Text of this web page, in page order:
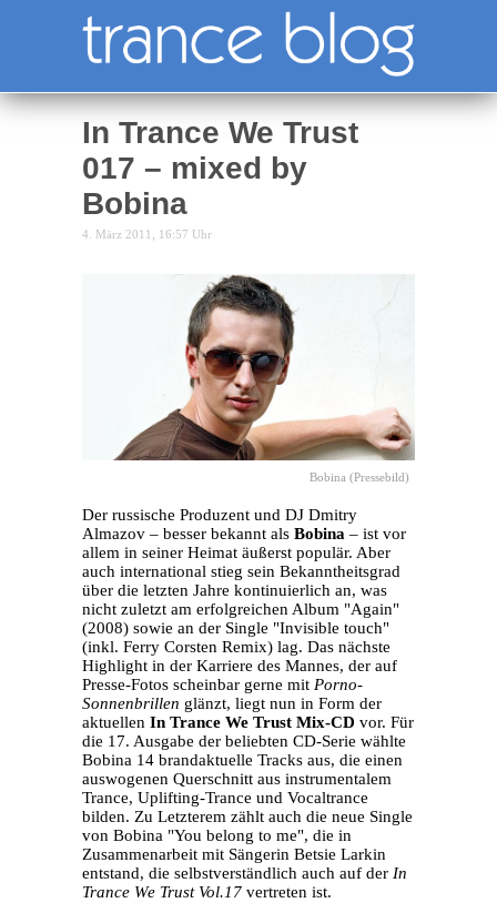
In Trance We Trust
017 – mixed by
Bobina
4. März 2011, 16:57 Uhr
Bobina (Pressebild)
Der russische Produzent und DJ Dmitry
Almazov – besser bekannt als Bobina – ist vor
allem in seiner Heimat äußerst populär. Aber
auch international stieg sein Bekanntheitsgrad
über die letzten Jahre kontinuierlich an, was
nicht zuletzt am erfolgreichen Album "Again"
(2008) sowie an der Single "Invisible touch"
(inkl. Ferry Corsten Remix) lag. Das nächste
Highlight in der Karriere des Mannes, der auf
Presse-Fotos scheinbar gerne mit Porno-
Sonnenbrillen glänzt, liegt nun in Form der
aktuellen In Trance We Trust Mix-CD vor. Für
die 17. Ausgabe der beliebten CD-Serie wählte
Bobina 14 brandaktuelle Tracks aus, die einen
auswogenen Querschnitt aus instrumentalem
Trance, Uplifting-Trance und Vocaltrance
bilden. Zu Letzterem zählt auch die neue Single
von Bobina "You belong to me", die in
Zusammenarbeit mit Sängerin Betsie Larkin
entstand, die selbstverständlich auch auf der In
Trance We Trust Vol.17 vertreten ist.